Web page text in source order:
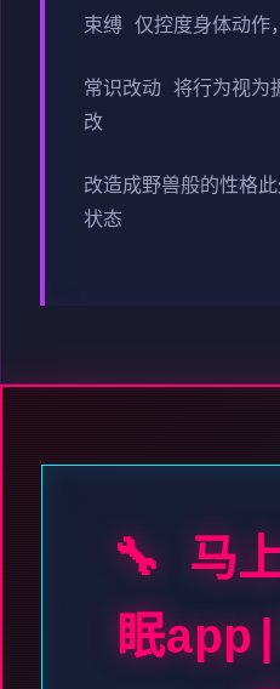
束缚 仅控度身体动作
常识改动 将行为视为
改
改造成野兽般的性格
状态
🔧 马
眠